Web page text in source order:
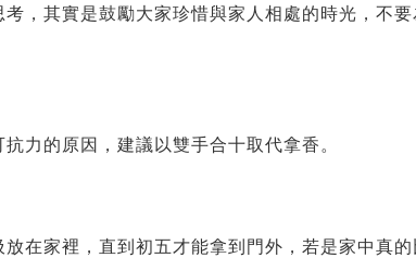
，其實是鼓勵大家珍惜與家人相處的時光，不
力的原因，建議以雙手合十取代拿香。
在家裡，直到初五才能拿到門外，若是家中真